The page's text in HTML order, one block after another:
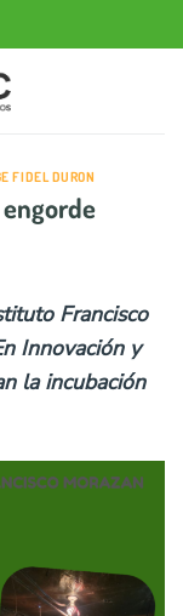
FIDEL DURON
Francisco
Innovación y
la incubación